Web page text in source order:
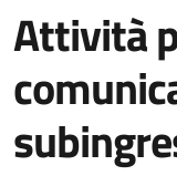
Attività